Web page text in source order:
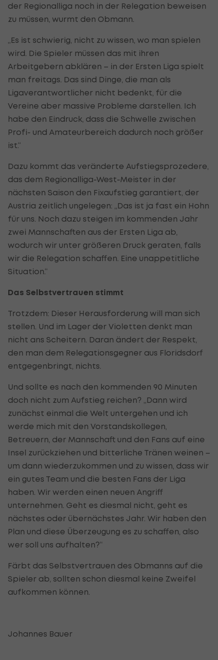
der Regionalliga noch in der Relegation beweisen
zu müssen, wurmt den Obmann.
„Es ist schwierig, nicht zu wissen, wo man spielen
wird. Die Spieler müssen das mit ihren
Arbeitgebern abklären – in der Ersten Liga spielt
man freitags. Das sind Dinge, die man als
Ligaverantwortlicher nicht bedenkt, für die
Vereine aber massive Probleme darstellen. Ich
habe den Eindruck, dass die Schwelle zwischen
Profi- und Amateurbereich dadurch noch größer
ist.“
Dazu kommt das veränderte Aufstiegsprozedere,
das dem Regionalliga-West-Meister in der
nächsten Saison den Fixaufstieg garantiert, der
Austria zeitlich ungelegen: „Das ist ja fast ein Hohn
für uns. Noch dazu steigen im kommenden Jahr
zwei Mannschaften aus der Ersten Liga ab,
wodurch wir unter größeren Druck geraten, falls
wir die Relegation schaffen. Eine unappetitliche
Situation.“
Das Selbstvertrauen stimmt
Trotzdem: Dieser Herausforderung will man sich
stellen. Und im Lager der Violetten denkt man
nicht ans Scheitern. Daran ändert der Respekt,
den man dem Relegationsgegner aus Floridsdorf
entgegenbringt, nichts.
Und sollte es nach den kommenden 90 Minuten
doch nicht zum Aufstieg reichen? „Dann wird
zunächst einmal die Welt untergehen und ich
werde mich mit den Vorstandskollegen,
Betreuern, der Mannschaft und den Fans auf eine
Insel zurückziehen und bitterliche Tränen weinen –
um dann wiederzukommen und zu wissen, dass wir
ein gutes Team und die besten Fans der Liga
haben. Wir werden einen neuen Angriff
unternehmen. Geht es diesmal nicht, geht es
nächstes oder übernächstes Jahr. Wir haben den
Plan und diese Überzeugung es zu schaffen, also
wer soll uns aufhalten?“
Färbt das Selbstvertrauen des Obmanns auf die
Spieler ab, sollten schon diesmal keine Zweifel
aufkommen können.
Johannes Bauer